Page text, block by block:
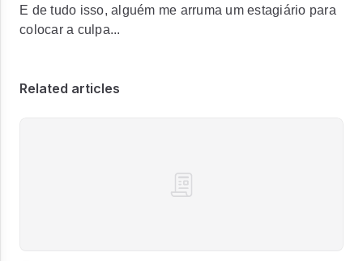
E de tudo isso, alguém me arruma um estagiário para
colocar a culpa...
Related articles